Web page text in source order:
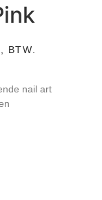
BTW.
nail art